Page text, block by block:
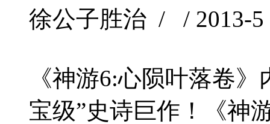
徐公子胜治 / / 2013-5
《神游6:心陨叶落卷
宝级”史诗巨作！《神